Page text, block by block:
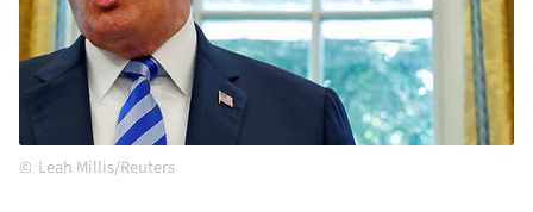
Leah Millis/Reuters